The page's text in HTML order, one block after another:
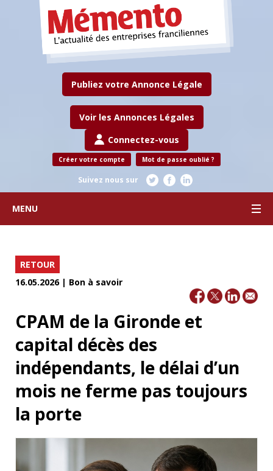
Publiez votre Annonce Légale
Voir les Annonces Légales
Connectez-vous
Créer votre compte Mot de passe oublié ?
Suivez nous sur
MENU
RETOUR
16.05.2026 | Bon à savoir
CPAM de la Gironde et
capital décès des
indépendants, le délai d’un
mois ne ferme pas toujours
la porte